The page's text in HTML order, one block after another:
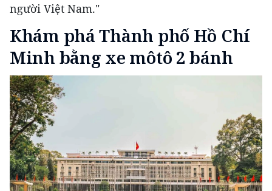
người Việt Nam."
Khám phá Thành phố Hồ Chí
Minh bằng xe môtô 2 bánh